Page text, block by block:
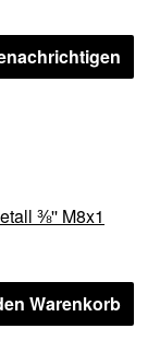
⅜'' M8x1
Warenkorb